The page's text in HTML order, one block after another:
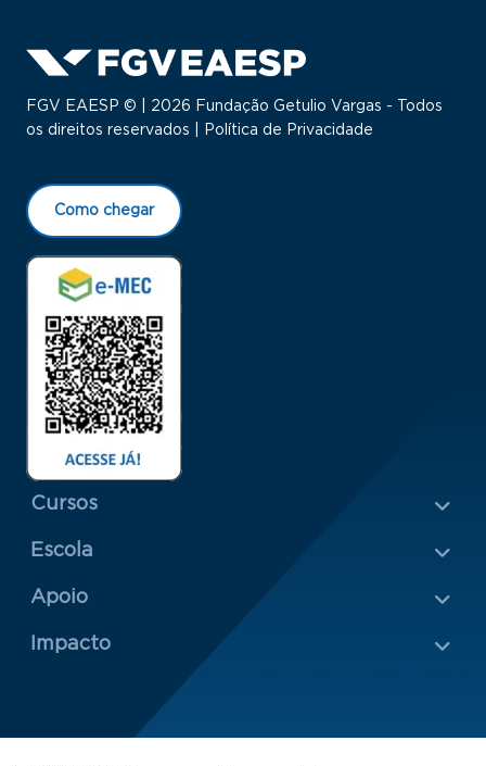
FGV EAESP © | 2026 Fundação Getulio Vargas - Todos
os direitos reservados |
Política de Privacidade
Como chegar
Menu Rodapé 1
Cursos
Escola
Rodapé 2
Apoio
Impacto